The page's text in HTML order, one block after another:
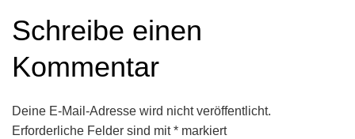
Schreibe einen
Kommentar
Deine E-Mail-Adresse wird nicht veröffentlicht.
Erforderliche Felder sind mit* markiert